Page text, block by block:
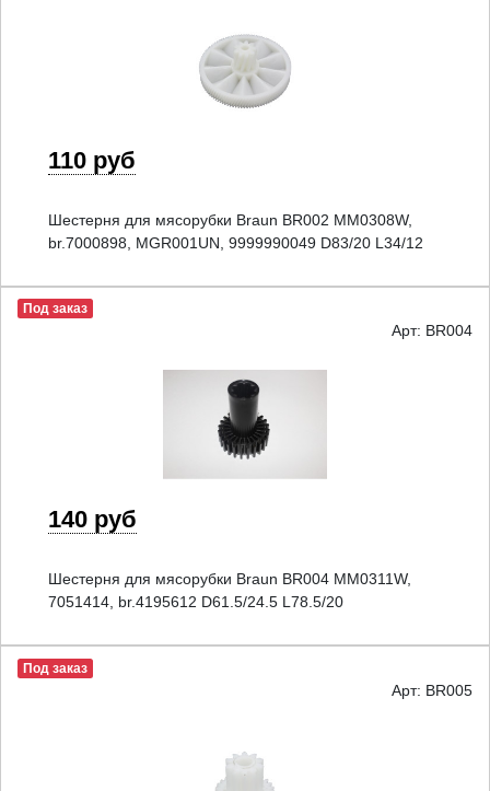
110 руб
Шестерня для мясорубки Braun BR002 MM0308W,
br.7000898, MGR001UN, 9999990049 D83/20 L34/12
Под заказ
Арт: BR004
140 руб
Шестерня для мясорубки Braun BR004 MM0311W,
7051414, br.4195612 D61.5/24.5 L78.5/20
Под заказ
Арт: BR005